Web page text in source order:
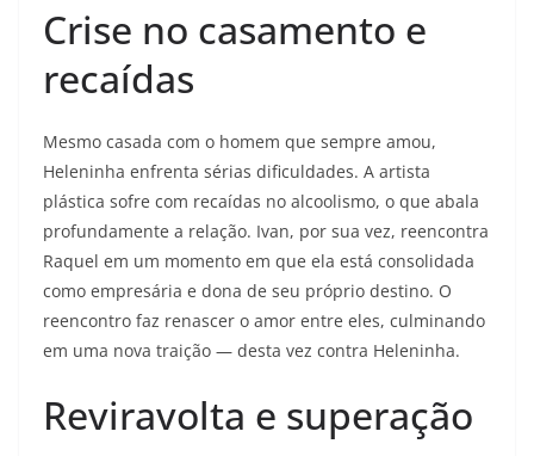
Crise no casamento e
recaídas
Mesmo casada com o homem que sempre amou,
Heleninha enfrenta sérias dificuldades. A artista
plástica sofre com recaídas no alcoolismo, o que abala
profundamente a relação. Ivan, por sua vez, reencontra
Raquel em um momento em que ela está consolidada
como empresária e dona de seu próprio destino. O
reencontro faz renascer o amor entre eles, culminando
em uma nova traição — desta vez contra Heleninha.
Reviravolta e superação